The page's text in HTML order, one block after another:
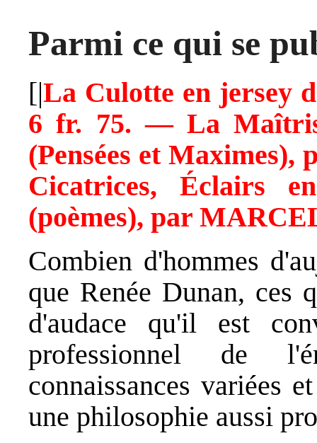
Parmi ce qui se
[|La Culotte en jersey
6 fr. 75. — La
(Pensées et
Cicatrices, Éclairs
(poèmes), par
Combien d'hommes
que Renée Dunan, ces
d'audace qu'il est
professionnel de
connaissances variées
une philosophie aussi